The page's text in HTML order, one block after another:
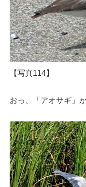
【写真114】
おっ、「アオサギ」